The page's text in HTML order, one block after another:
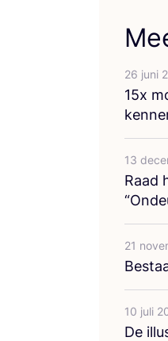
26 juni
15x
13
Raad
“
21
10 juli
De